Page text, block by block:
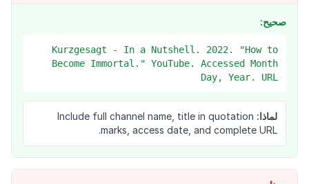
صحيح:
Kurzgesagt - In a Nutshell. 2022. "How to
Become Immortal." YouTube. Accessed Month
Day, Year. URL
لماذا: Include full channel name, title in quotation
marks, access date, and complete URL.